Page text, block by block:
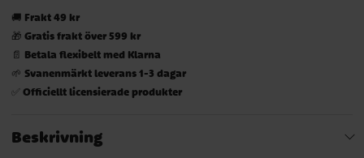
🚚 Frakt 49 kr
🎁 Gratis frakt över 599 kr
📄 Betala flexibelt med Klarna
🌱 Svanenmärkt leverans 1-3 dagar
✅ Officiellt licensierade produkter
Beskrivning